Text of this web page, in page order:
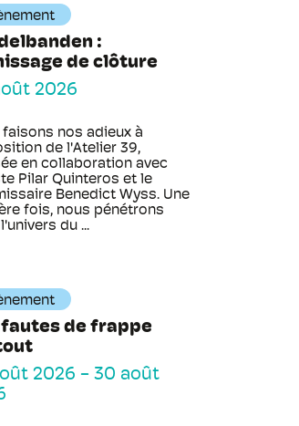
:
de clôture
2026
faisons nos adieux à
de l'Atelier 39,
en collaboration avec
Pilar Quinteros et le
Benedict Wyss. Une
fois, nous pénétrons
du ...
fautes de frappe
2026 - 30 août